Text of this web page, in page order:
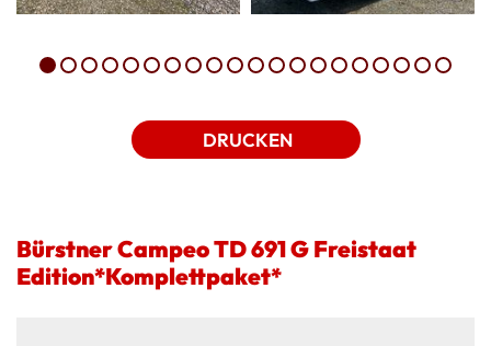
DRUCKEN
Bürstner Campeo TD 691 G Freistaat
Edition*Komplettpaket*